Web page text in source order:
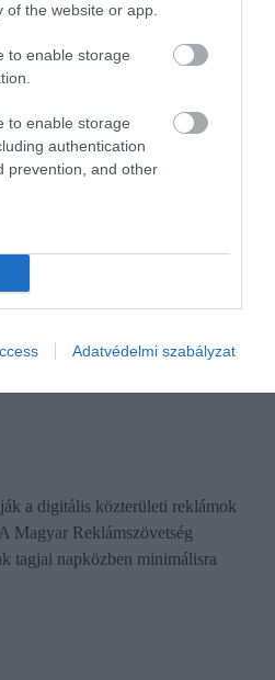
of the website or app.
to enable storage
to enable storage
authentication
prevention, and other
Adatvédelmi szabályzat
a digitális közterületi reklámok
Magyar Reklámszövetség
tagjai napközben minimálisra